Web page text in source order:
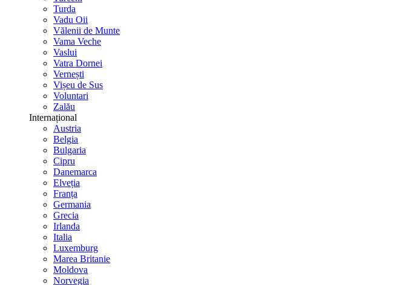
Turda
Vadu Oii
Vălenii de Munte
Vama Veche
Vaslui
Vatra Dornei
Vernești
Vișeu de Sus
Voluntari
Zalău
Internațional
Austria
Belgia
Bulgaria
Cipru
Danemarca
Elveția
Franța
Germania
Grecia
Irlanda
Italia
Luxemburg
Marea Britanie
Moldova
Norvegia